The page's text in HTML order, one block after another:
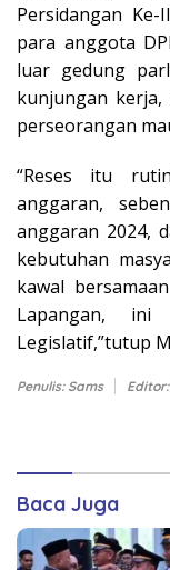
Persidangan
para anggota
luar gedung
kunjungan kerja,
perseorangan
“Reses itu
anggaran,
anggaran 2024,
kebutuhan
kawal
Lapangan, ini
Legislatif,”tutup
Penulis: Sams
Baca Juga